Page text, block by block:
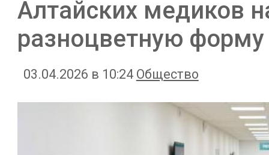
Алтайских медиков
разноцветную форму
03.04.2026 в 10:24 Общество